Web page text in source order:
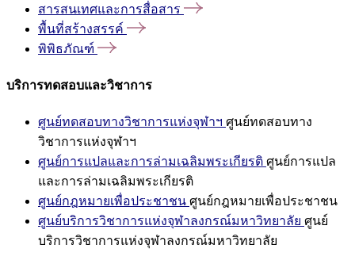
สารสนเทศและการสื่อสาร
พื้นที่สร้างสรรค์
พิพิธภัณฑ์
บริการทดสอบและวิชาการ
ศูนย์ทดสอบทางวิชาการแห่งจุฬาฯ ศูนย์ทดสอบทาง
วิชาการแห่งจุฬาฯ
ศูนย์การแปลและการล่ามเฉลิมพระเกียรติ ศูนย์การแปล
และการล่ามเฉลิมพระเกียรติ
ศูนย์กฎหมายเพื่อประชาชน ศูนย์กฎหมายเพื่อประชาชน
ศูนย์บริการวิชาการแห่งจุฬาลงกรณ์มหาวิทยาลัย ศูนย์
บริการวิชาการแห่งจุฬาลงกรณ์มหาวิทยาลัย